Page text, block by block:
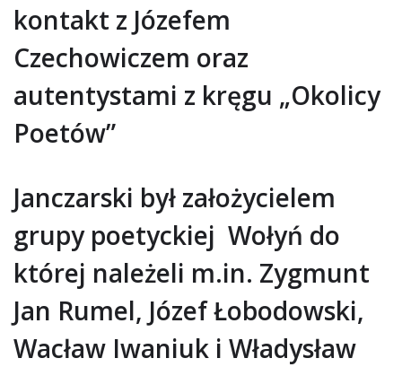
kontakt z Józefem
Czechowiczem oraz
autentystami z kręgu „Okolicy
Poetów”
Janczarski był założycielem
grupy poetyckiej Wołyń do
której należeli m.in. Zygmunt
Jan Rumel, Józef Łobodowski,
Wacław Iwaniuk i Władysław